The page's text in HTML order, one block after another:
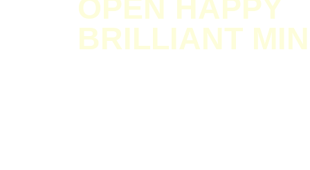
OPEN HAPPY
BRILLIANT